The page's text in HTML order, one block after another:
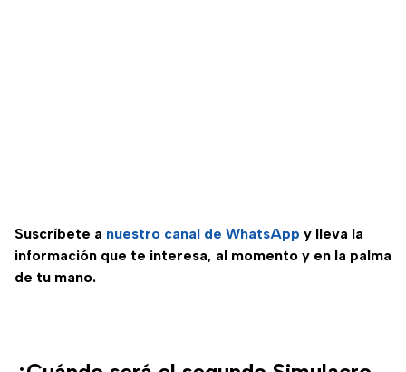
Suscríbete a nuestro canal de WhatsApp y lleva la
información que te interesa, al momento y en la palma
de tu mano.